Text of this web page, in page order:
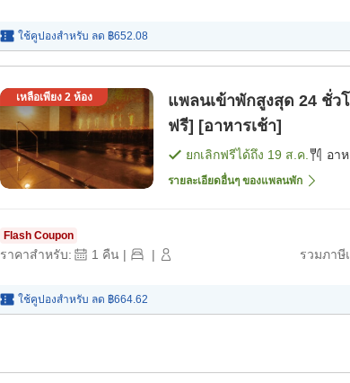
ใช้คูปองสำหรับ ลด ฿652.08
เหลือเพียง 2ห้อง
แพลนเข้าพักสูงสุด 24 ชั่ว
ฟรี] [อาหารเช้า]
ยกเลิกฟรีได้ถึง 19 ส.ค. อา
รายละเอียดอื่นๆ ของแพลนพัก
Flash Coupon
ราคาสำหรับ: 1 คืน | | รวมภาษี
ใช้คูปองสำหรับ ลด ฿664.62